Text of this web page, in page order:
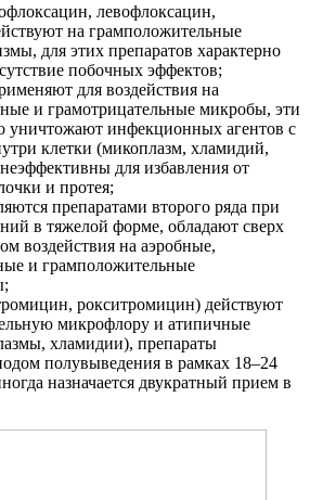
левофлоксацин,
на грамположительные
для этих препаратов характерно
побочных эффектов;
для воздействия на
и грамотрицательные микробы, эти
уничтожают инфекционных агентов с
клетки (микоплазм, хламидий,
для избавления от
и протея;
препаратами второго ряда при
в тяжелой форме, обладают сверх
воздействия на аэробные,
и грамположительные
рокситромицин) действуют
микрофлору и атипичные
хламидии), препараты
полувыведения в рамках 18–24
назначается двукратный прием в